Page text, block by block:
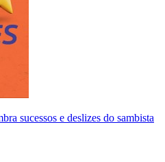
sucessos e deslizes do sambista